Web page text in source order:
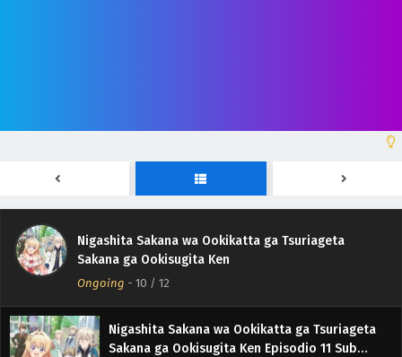
Nigashita Sakana wa Ookikatta ga Tsuriageta
Sakana ga Ookisugita Ken
Ongoing - 10 / 12
Nigashita Sakana wa Ookikatta ga Tsuriageta
Sakana ga Ookisugita Ken Episodio 12 Sub
Español
Eps 12 - June 17, 2026
Nigashita Sakana wa Ookikatta ga Tsuriageta
Sakana ga Ookisugita Ken Episodio 11 Sub